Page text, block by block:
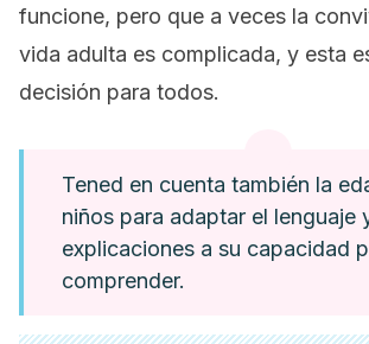
funcione, pero que a veces la
vida adulta es complicada, y esta
decisión para todos.
Tened en cuenta también la
niños para adaptar el lenguaje
explicaciones a su capacidad
comprender.